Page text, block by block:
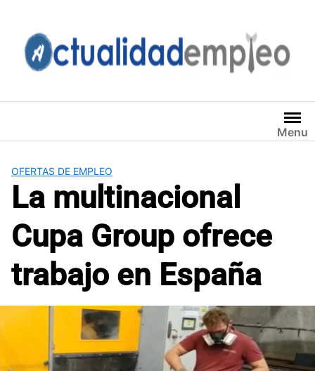
contenido
Menu
OFERTAS DE EMPLEO
La multinacional
Cupa Group ofrece
trabajo en España